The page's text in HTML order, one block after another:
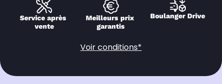
Service après
vente
Meilleurs prix
garantis
Boulanger Drive
Voir conditions*